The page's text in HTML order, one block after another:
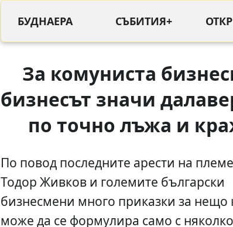
БУДНАЕРА СЪБИТИЯ+
За комуниста
бизнесът значи
по точно лъжа и
По повод последните арести на
Тодор Живков и големите български
бизнесмени много приказки за нещо
може да се формулира само с